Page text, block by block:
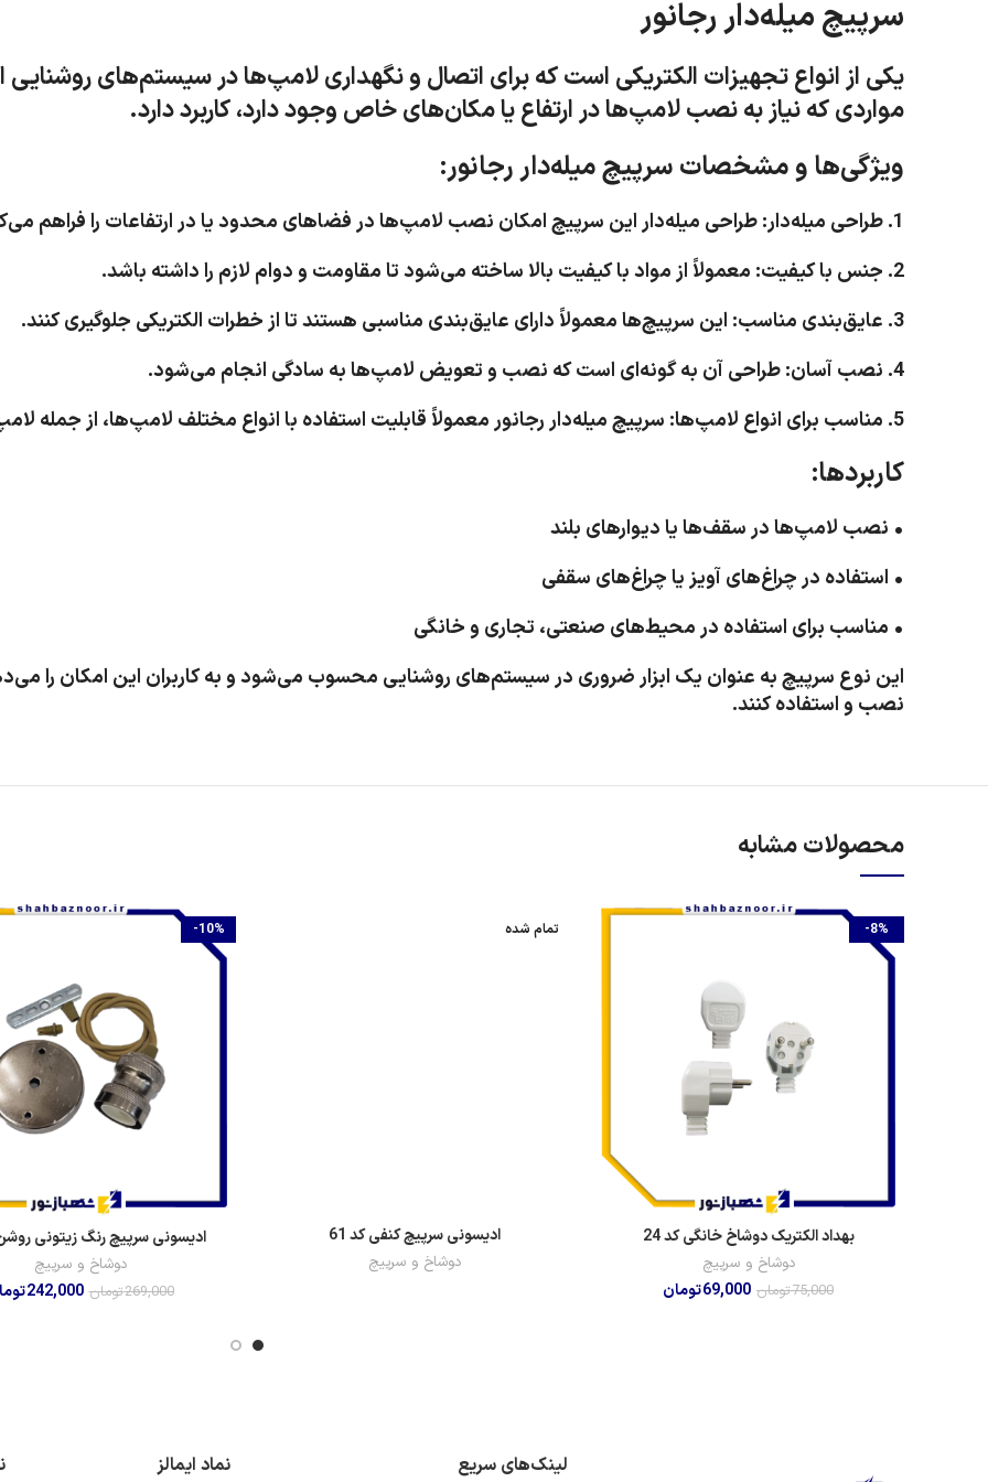
سرپیچ میله‌دار رجانور
یکی از انواع تجهیزات الکتریکی است که برای اتصال و نگهداری لامپ‌ها در سیستم‌های
مواردی که نیاز به نصب لامپ‌ها در ارتفاع یا مکان‌های خاص وجود دارد، کاربرد دارد.
ویژگی‌ها و مشخصات سرپیچ میله‌دار رجانور:
1. طراحی میله‌دار: طراحی میله‌دار این سرپیچ امکان نصب لامپ‌ها در فضاهای محدود یا در ارتفاعات را فراهم می‌کند.
2. جنس با کیفیت: معمولاً از مواد با کیفیت بالا ساخته می‌شود تا مقاومت و دوام لازم را داشته باشد.
3. عایق‌بندی مناسب: این سرپیچ‌ها معمولاً دارای عایق‌بندی مناسبی هستند تا از خطرات الکتریکی جلوگیری کنند.
4. نصب آسان: طراحی آن به گونه‌ای است که نصب و تعویض لامپ‌ها به سادگی انجام می‌شود.
5. مناسب برای انواع لامپ‌ها: سرپیچ میله‌دار رجانور معمولاً قابلیت استفاده با انواع مختلف لامپ‌ها، از جمله لامپ‌های LED، فلورسنت و رشته‌ای را دارد.
کاربردها:
• نصب لامپ‌ها در سقف‌ها یا دیوارهای بلند
• استفاده در چراغ‌های آویز یا چراغ‌های سقفی
• مناسب برای استفاده در محیط‌های صنعتی، تجاری و خانگی
این نوع سرپیچ به عنوان یک ابزار ضروری در سیستم‌های روشنایی محسوب می‌شود و به کاربران این امکان را
نصب و استفاده کنند.
محصولات مشابه
-8%
بهداد الکتریک دوشاخ خانگی کد 24
دوشاخ و سرپیچ
75,000تومان 69,000تومان
تمام شده
ادیسونی سرپیچ کنفی کد 61
دوشاخ و سرپیچ
-10%
ادیسونی سرپیچ رنگ زیتونی روشن
دوشاخ و سرپیچ
269,000تومان 242,000
لینک‌های سریع نماد ایمالز